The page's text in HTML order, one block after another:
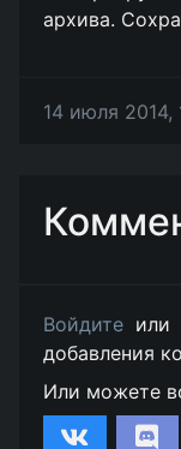
архива.
14 июля 2014,
Войдите или
добавления
Или можете